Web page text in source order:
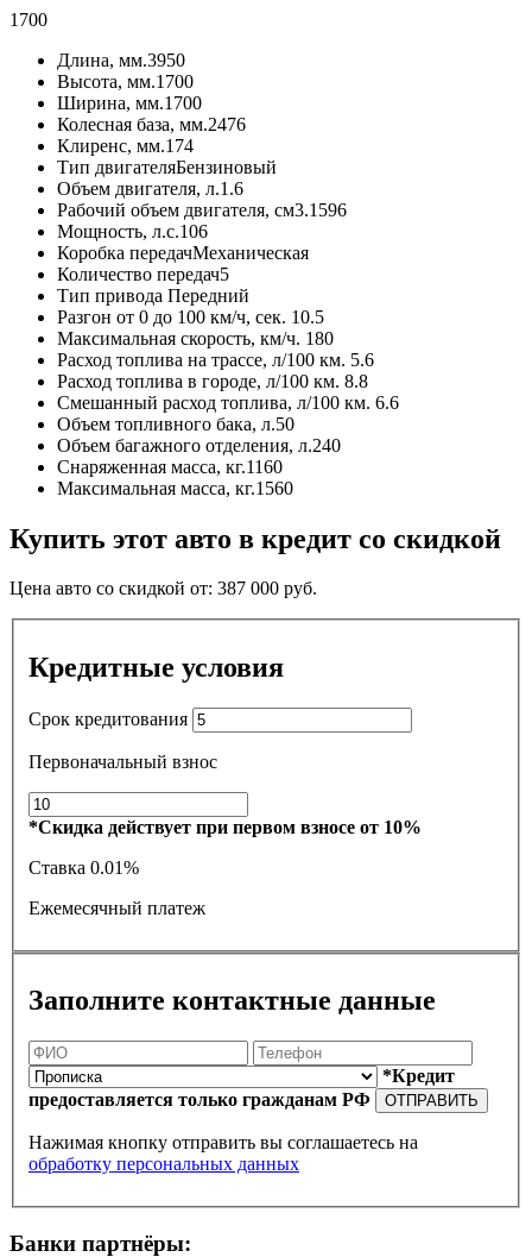
1700
Длина, мм.3950
Высота, мм.1700
Ширина, мм.1700
Колесная база, мм.2476
Клиренс, мм.174
Тип двигателяБензиновый
Объем двигателя, л.1.6
Рабочий объем двигателя, см3.1596
Мощность, л.с.106
Коробка передачМеханическая
Количество передач5
Тип привода Передний
Разгон от 0 до 100 км/ч, сек. 10.5
Максимальная скорость, км/ч. 180
Расход топлива на трассе, л/100 км. 5.6
Расход топлива в городе, л/100 км. 8.8
Смешанный расход топлива, л/100 км. 6.6
Объем топливного бака, л.50
Объем багажного отделения, л.240
Снаряженная масса, кг.1160
Максимальная масса, кг.1560
Купить этот авто в кредит со скидкой
Цена авто со скидкой от: 387 000 руб.
Кредитные условия
Срок кредитования
Первоначальный взнос
*Скидка действует при первом взносе от 10%
Ставка 0.01%
Ежемесячный платеж
Заполните контактные данные
*Кредит
предоставляется только гражданам РФ
ОТПРАВИТЬ
Нажимая кнопку отправить вы соглашаетесь на
обработку персональных данных
Банки партнёры: